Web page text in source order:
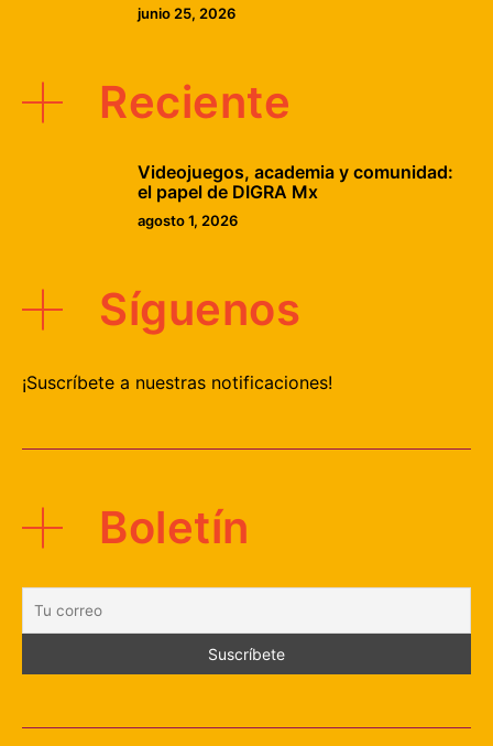
junio 25, 2026
Reciente
Videojuegos, academia y comunidad:
el papel de DIGRA Mx
agosto 1, 2026
Síguenos
¡Suscríbete a nuestras notificaciones!
Boletín